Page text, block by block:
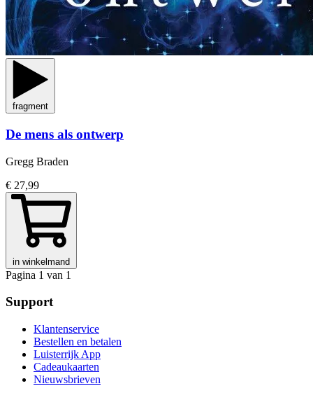
fragment
De mens als ontwerp
Gregg Braden
€ 27,99
in winkelmand
Pagina 1 van 1
Support
Klantenservice
Bestellen en betalen
Luisterrijk App
Cadeaukaarten
Nieuwsbrieven